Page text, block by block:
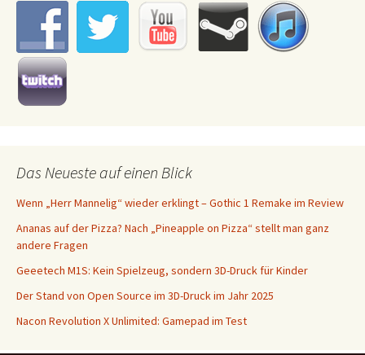
Das Neueste auf einen Blick
Wenn „Herr Mannelig“ wieder erklingt – Gothic 1 Remake im Review
Ananas auf der Pizza? Nach „Pineapple on Pizza“ stellt man ganz
andere Fragen
Geeetech M1S: Kein Spielzeug, sondern 3D-Druck für Kinder
Der Stand von Open Source im 3D-Druck im Jahr 2025
Nacon Revolution X Unlimited: Gamepad im Test